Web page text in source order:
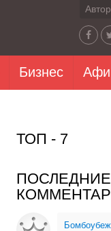
Бизнес
ТОП - 7
ПОСЛЕДНИЕ